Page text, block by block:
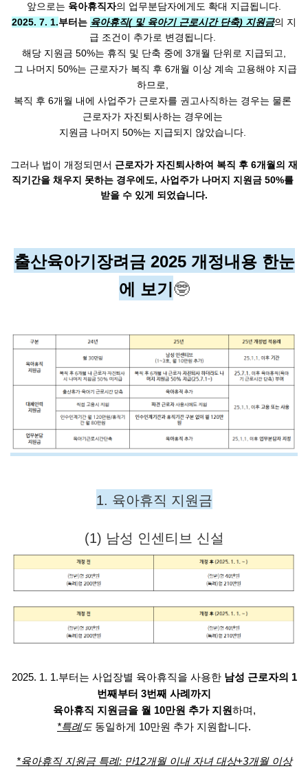
앞으로는 육아휴직자의 업무분담자에게도 확대 지급됩니다.
2025. 7. 1.부터는 육아휴직( 및 육아기 근로시간 단축) 지원금의 지
급 조건이 추가로 변경됩니다.
해당 지원금 50%는 휴직 및 단축 중에 3개월 단위로 지급되고,
하므로,
복직 후 6개월 내에 사업주가 근로자를 권고사직하는 경우는 물론
근로자가 자진퇴사하는 경우에는
지원금 나머지 50%는 지급되지 않았습니다.
그러나 법이 개정되면서 근로자가 자진퇴사하여 복직 후 6개월의 재
직기간을 채우지 못하는 경우에도, 사업주가 나머지 지원금 50%를
받을 수 있게 되었습니다.
출산육아기장려금 2025 개정내용 한눈
에 보기 🤓
1. 육아휴직 지원금
(1) 남성 인센티브 신설
2025. 1. 1.부터는 사업장별 육아휴직을 사용한 남성 근로자의 1
번째부터 3번째 사례까지
육아휴직 지원금을 월 10만원 추가 지원하며,
*특례도 동일하게 10만원 추가 지원합니다.
*육아휴직 지원금 특례: 만12개월 이내 자녀 대상+3개월 이상